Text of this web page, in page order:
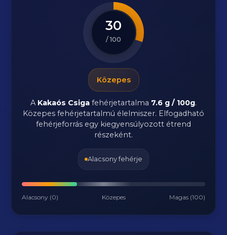
30
/ 100
Közepes
A Kakaós Csiga fehérjetartalma 7.6 g / 100g.
Közepes fehérjetartalmú élelmiszer. Elfogadható
fehérjeforrás egy kiegyensúlyozott étrend
részeként.
Alacsony fehérje
Alacsony (0) Közepes Magas (100)